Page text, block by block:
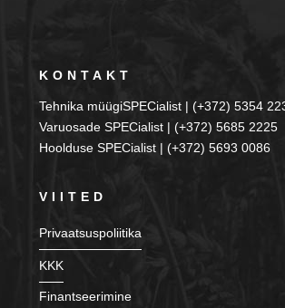
KONTAKT
Tehnika müügiSPECialist | (+372) 5354
Varuosade SPECialist | (+372) 5685 2225
Hoolduse SPECialist | (+372) 5693 0086
VIITED
Privaatsuspoliitika
KKK
Finantseerimine